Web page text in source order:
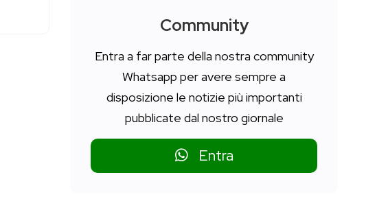
Community
Entra a far parte della nostra community
Whatsapp per avere sempre a
disposizione le notizie più importanti
pubblicate dal nostro giornale
Entra